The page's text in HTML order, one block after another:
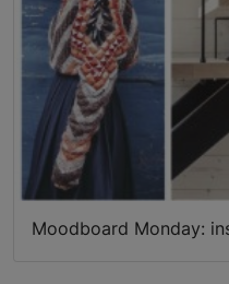
Moodboard Monday: